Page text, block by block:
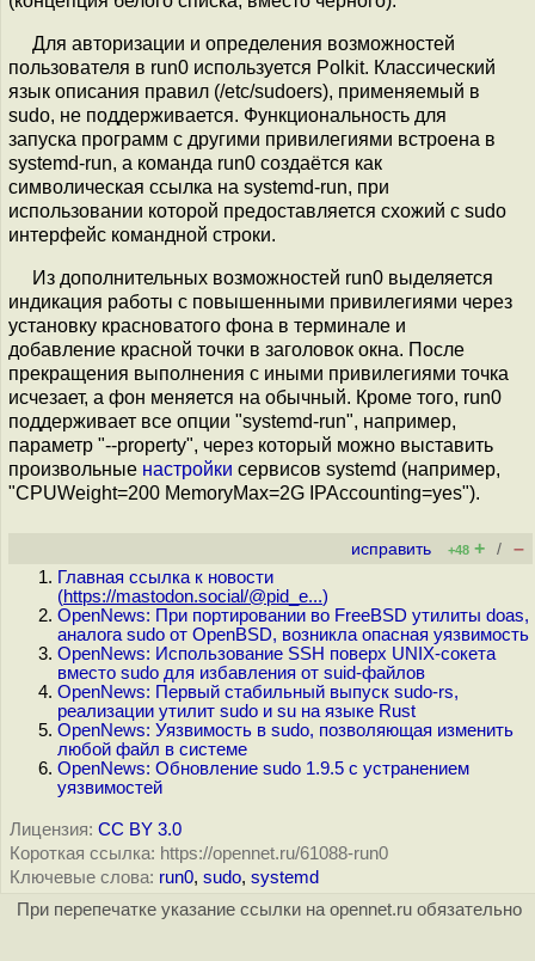
Для авторизации и определения возможностей
пользователя в run0 используется Polkit. Классический
язык описания правил (/etc/sudoers), применяемый в
sudo, не поддерживается. Функциональность для
запуска программ с другими привилегиями встроена в
systemd-run, а команда run0 создаётся как
символическая ссылка на systemd-run, при
использовании которой предоставляется схожий с sudo
интерфейс командной строки.
Из дополнительных возможностей run0 выделяется
индикация работы с повышенными привилегиями через
установку красноватого фона в терминале и
добавление красной точки в заголовок окна. После
прекращения выполнения с иными привилегиями точка
исчезает, а фон меняется на обычный. Кроме того, run0
поддерживает все опции "systemd-run", например,
параметр "--property", через который можно выставить
произвольные настройки сервисов systemd (например,
"CPUWeight=200 MemoryMax=2G IPAccounting=yes").
исправить +48 + / –
Главная ссылка к новости
(https://mastodon.social/@pid_e...)
OpenNews: При портировании во FreeBSD утилиты doas,
аналога sudo от OpenBSD, возникла опасная уязвимость
OpenNews: Использование SSH поверх UNIX-сокета
вместо sudo для избавления от suid-файлов
OpenNews: Первый стабильный выпуск sudo-rs,
реализации утилит sudo и su на языке Rust
OpenNews: Уязвимость в sudo, позволяющая изменить
любой файл в системе
OpenNews: Обновление sudo 1.9.5 с устранением
уязвимостей
Лицензия: CC BY 3.0
Короткая ссылка: https://opennet.ru/61088-run0
Ключевые слова: run0, sudo, systemd
При перепечатке указание ссылки на opennet.ru обязательно